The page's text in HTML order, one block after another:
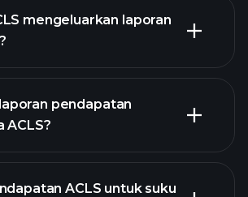
mengeluarkan laporan
kewangan
pendapatan
ACLS?
ACLS untuk suku